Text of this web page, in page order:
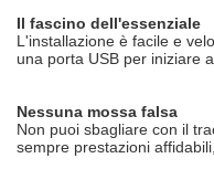
Il fascino dell'essenziale
L'installazione è facile e
una porta USB per iniziare
Nessuna mossa falsa
Non puoi sbagliare con il
sempre prestazioni